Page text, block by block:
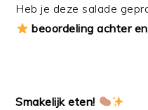
Heb je deze salade
beoordeling achter
Smakelijk eten!